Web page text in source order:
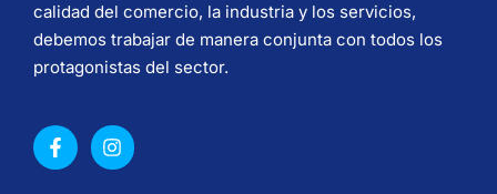
calidad del comercio, la industria y los servicios,
debemos trabajar de manera conjunta con todos los
protagonistas del sector.